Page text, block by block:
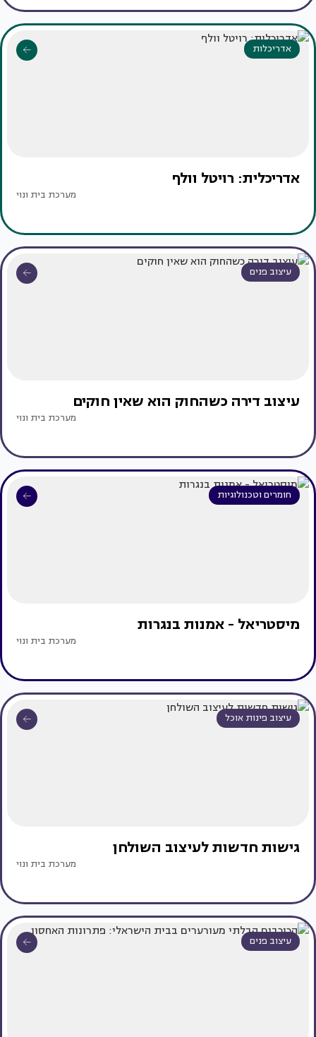
אדריכלות
אדריכלית: רויטל וולף
מערכת בית ונוי
עיצוב פנים
עיצוב דירה כשהחוק הוא שאין חוקים
מערכת בית ונוי
חומרים וטכנולוגיות
מיסטריאל - אמנות בנגרות
מערכת בית ונוי
עיצוב פינות אוכל
גישות חדשות לעיצוב השולחן
מערכת בית ונוי
עיצוב פנים